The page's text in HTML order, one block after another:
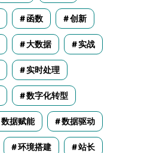
函数 创新
大数据 实战
实时处理
数字化转型
数据赋能 数据驱动
环境搭建 站长